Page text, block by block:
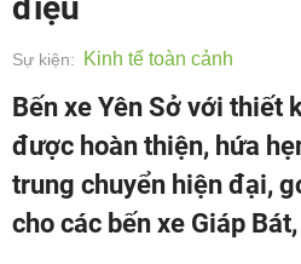
Sự kiện: Kinh tế toàn cảnh
Bến xe Yên Sở với thiết
được hoàn thiện, hứa
trung chuyển hiện đại,
cho các bến xe Giáp